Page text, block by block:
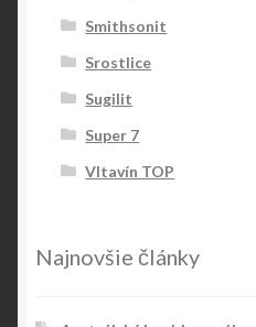
Smithsonit
Srostlice
Sugilit
Super 7
Vltavín TOP
Najnovšie články